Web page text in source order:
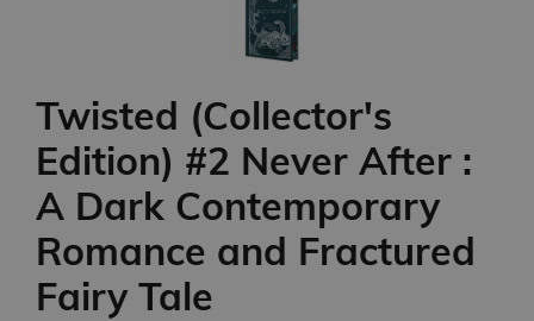
Twisted (Collector's
Edition) #2 Never After :
A Dark Contemporary
Romance and Fractured
Fairy Tale